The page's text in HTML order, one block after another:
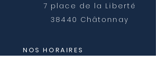
7 place de la Liberté
38440 Châtonnay
NOS HORAIRES